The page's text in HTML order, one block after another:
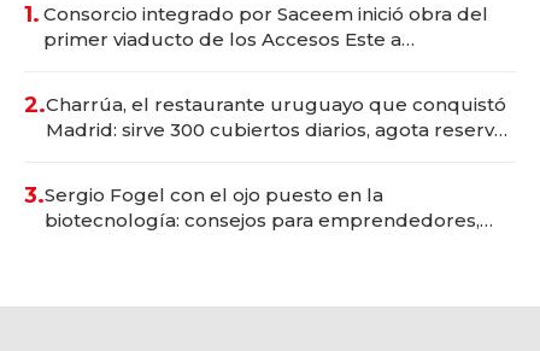
1. Consorcio integrado por Saceem inició obra del
primer viaducto de los Accesos Este a
2.Charrúa, el restaurante uruguayo que conquistó
Madrid: sirve 300 cubiertos diarios, agota reservas
3.Sergio Fogel con el ojo puesto en la
biotecnología: consejos para emprendedores,